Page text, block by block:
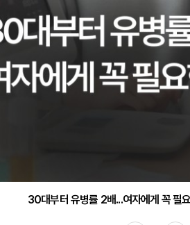
감기·독감 예방하고 면역력 높이는 4